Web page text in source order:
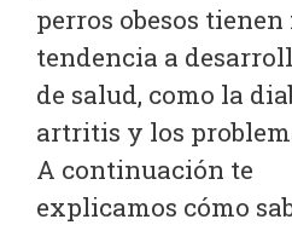
perros obesos tienen
tendencia a
de salud, como la
artritis y los
A continuación te
explicamos cómo